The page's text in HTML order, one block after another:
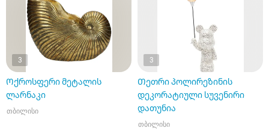
3
Ოქროსფერი მეტალის
ლარნაკი
თბილისი
3
Თეთრი პოლირეზინის
დეკორატიული სუვენირი
დათუნია
თბილისი